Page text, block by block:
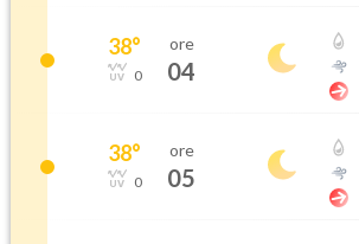
38°
0
ore
04
38°
0
ore
05